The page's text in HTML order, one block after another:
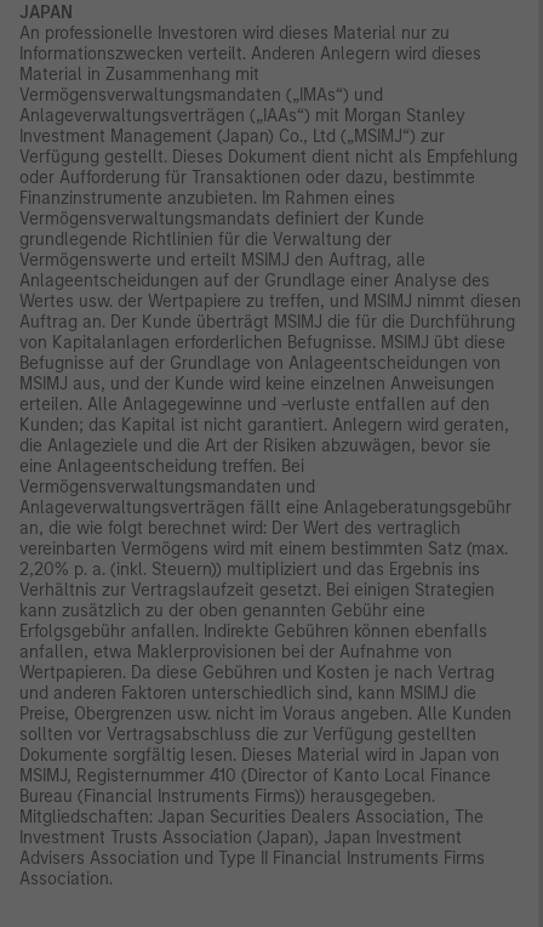
JAPAN
An professionelle Investoren wird dieses Material nur zu
Informationszwecken verteilt. Anderen Anlegern wird dieses
Material in Zusammenhang mit
Vermögensverwaltungsmandaten („IMAs“) und
Anlageverwaltungsverträgen („IAAs“) mit Morgan Stanley
Investment Management (Japan) Co., Ltd („MSIMJ“) zur
Verfügung gestellt. Dieses Dokument dient nicht als Empfehlung
oder Aufforderung für Transaktionen oder dazu, bestimmte
Finanzinstrumente anzubieten. Im Rahmen eines
Vermögensverwaltungsmandats definiert der Kunde
grundlegende Richtlinien für die Verwaltung der
Vermögenswerte und erteilt MSIMJ den Auftrag, alle
Anlageentscheidungen auf der Grundlage einer Analyse des
Wertes usw. der Wertpapiere zu treffen, und MSIMJ nimmt diesen
Auftrag an. Der Kunde überträgt MSIMJ die für die Durchführung
von Kapitalanlagen erforderlichen Befugnisse. MSIMJ übt diese
Befugnisse auf der Grundlage von Anlageentscheidungen von
MSIMJ aus, und der Kunde wird keine einzelnen Anweisungen
erteilen. Alle Anlagegewinne und -verluste entfallen auf den
Kunden; das Kapital ist nicht garantiert. Anlegern wird geraten,
die Anlageziele und die Art der Risiken abzuwägen, bevor sie
eine Anlageentscheidung treffen. Bei
Vermögensverwaltungsmandaten und
Anlageverwaltungsverträgen fällt eine Anlageberatungsgebühr
an, die wie folgt berechnet wird: Der Wert des vertraglich
vereinbarten Vermögens wird mit einem bestimmten Satz (max.
2,20% p. a. (inkl. Steuern)) multipliziert und das Ergebnis ins
Verhältnis zur Vertragslaufzeit gesetzt. Bei einigen Strategien
kann zusätzlich zu der oben genannten Gebühr eine
Erfolgsgebühr anfallen. Indirekte Gebühren können ebenfalls
anfallen, etwa Maklerprovisionen bei der Aufnahme von
Wertpapieren. Da diese Gebühren und Kosten je nach Vertrag
und anderen Faktoren unterschiedlich sind, kann MSIMJ die
Preise, Obergrenzen usw. nicht im Voraus angeben. Alle Kunden
sollten vor Vertragsabschluss die zur Verfügung gestellten
Dokumente sorgfältig lesen. Dieses Material wird in Japan von
MSIMJ, Registernummer 410 (Director of Kanto Local Finance
Bureau (Financial Instruments Firms)) herausgegeben.
Mitgliedschaften: Japan Securities Dealers Association, The
Investment Trusts Association (Japan), Japan Investment
Advisers Association und Type II Financial Instruments Firms
Association.